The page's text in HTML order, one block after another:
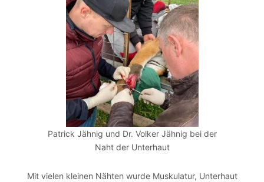
Patrick Jähnig und Dr. Volker Jähnig bei der
Naht der Unterhaut
Mit vielen kleinen Nähten wurde Muskulatur, Unterhaut